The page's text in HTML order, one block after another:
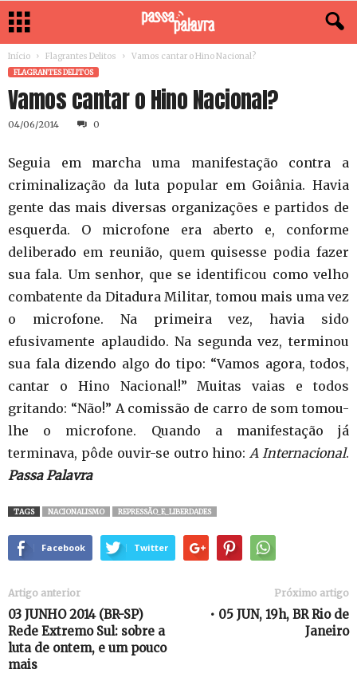
Início Flagrantes Delitos Vamos cantar o Hino Nacional?
FLAGRANTES DELITOS
Vamos cantar o Hino Nacional?
04/06/2014 0
Seguia em marcha uma manifestação contra a
criminalização da luta popular em Goiânia. Havia
gente das mais diversas organizações e partidos de
esquerda. O microfone era aberto e, conforme
deliberado em reunião, quem quisesse podia fazer
sua fala. Um senhor, que se identificou como velho
combatente da Ditadura Militar, tomou mais uma vez
o microfone. Na primeira vez, havia sido
efusivamente aplaudido. Na segunda vez, terminou
sua fala dizendo algo do tipo: “Vamos agora, todos,
cantar o Hino Nacional!” Muitas vaias e todos
gritando: “Não!” A comissão de carro de som tomou-
lhe o microfone. Quando a manifestação já
terminava, pôde ouvir-se outro hino:A Internacional.
Passa Palavra
TAGS NACIONALISMO REPRESSÃO_E_LIBERDADES
Facebook Twitter
Artigo anterior
03 JUNHO 2014 (BR-SP)
Rede Extremo Sul: sobre a
luta de ontem, e um pouco
mais
Próximo artigo
• 05 JUN, 19h, BR Rio de
Janeiro